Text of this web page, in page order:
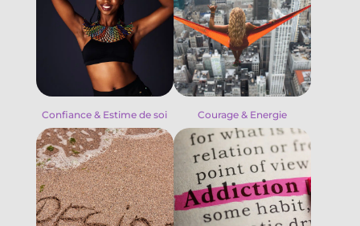
Confiance & Estime de soi Courage & Energie